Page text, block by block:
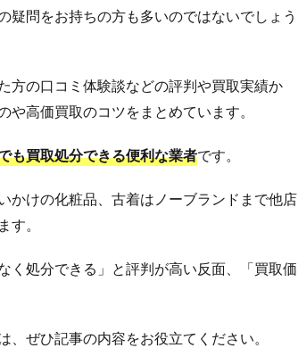
疑問をお持ちの方も多いのではないでしょう
方の口コミ体験談などの評判や買取実績か
高価買取のコツをまとめています。
も買取処分できる便利な業者です。
かけの化粧品、古着はノーブランドまで他店
す。
く処分できる」と評判が高い反面、「買取価
ぜひ記事の内容をお役立てください。